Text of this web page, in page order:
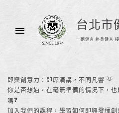
台北市
一朝健言 終身健言
即興創意力：即席演講，不同凡響
你是否想過，在毫無準備的情況下，
嗎
加入我們的課程，學習如何即興發揮